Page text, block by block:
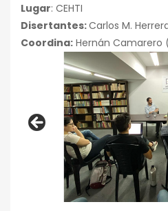
Lugar: CEHTI
Disertantes:Carlos M.
Coordina: Hernán Camarero